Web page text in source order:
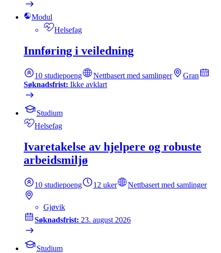
Modul
Helsefag
Innføring i veiledning
10 studiepoeng Nettbasert med samlinger
Gran
Søknadsfrist: Ikke avklart
Studium
Helsefag
Ivaretakelse av hjelpere og robuste
arbeidsmiljø
10 studiepoeng 12 uker Nettbasert med samlinger
Gjøvik
Søknadsfrist: 23. august 2026
Studium